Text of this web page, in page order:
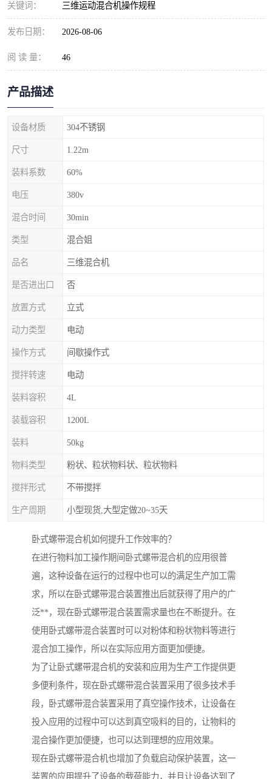
关键词： 三维运动混合机操作规程
发布日期： 2026-08-06
阅 读 量： 46
产品描述
设备材质 304不锈钢
尺寸 1.22m
装料系数 60%
电压 380v
混合时间 30min
类型 混合姐
品名 三维混合机
是否进出口 否
放置方式 立式
动力类型 电动
操作方式 间歇操作式
搅拌转速 电动
装料容积 4L
装载容积 1200L
装料 50kg
物料类型 粉状、粒状物料状、粒状物料
搅拌形式 不带搅拌
生产周期 小型现货,大型定做20~35天
卧式螺带混合机如何提升工作效率的？
在进行物料加工操作期间卧式螺带混合机的应用很普
遍，这种设备在运行的过程中也可以的满足生产加工需
求，所以在卧式螺带混合装置推出后就获得了用户的广
泛**，现在卧式螺带混合装置需求量也在不断提升。在
使用卧式螺带混合装置时可以对粉体和粉状物料等进行
混合加工操作，所以在实际应用方面更加便捷。
为了让卧式螺带混合机的安装和应用为生产工作提供更
多便利条件，现在卧式螺带混合装置采用了很多技术手
段，卧式螺带混合装置采用了真空操作技术，让设备在
投入应用的过程中可以达到真空吸料的目的，让物料的
混合操作更加便捷，也可以达到理想的应用效果。
现在卧式螺带混合机也增加了负载启动保护装置，这一
装置的应用提升了设备的载荷能力，并且让设备达到了